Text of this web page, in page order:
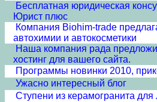
Бесплатная юридическая
Юрист плюс
Компания Biohim-trade
автохимии и автокосметики
Наша компания рада
хостинг для вашего сайта.
Программы новинки 2010,
Ужасно интересный блог
Ступени из керамогранита для